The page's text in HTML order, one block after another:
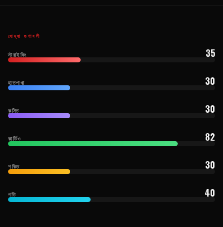
যোদ্ধা গুণাবলী
স্ট্রাইকিং 35
হাতপাখা 30
কুস্তি 30
কার্ডিও 82
শক্তি 30
গতি 40